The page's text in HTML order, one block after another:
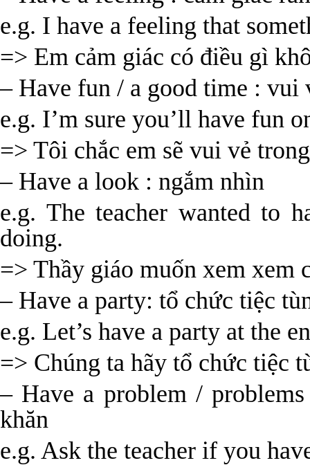
e.g. I have a feeling that
=> Em cảm giác có điều gì
– Have fun / a good time : vui
e.g. I’m sure you’ll have fun
=> Tôi chắc em sẽ vui vẻ
– Have a look : ngắm nhìn
e.g. The teacher wanted to
doing.
=> Thầy giáo muốn xem xem
– Have a party: tổ chức tiệc
e.g. Let’s have a party at the
=> Chúng ta hãy tổ chức tiệc
– Have a problem /
khăn
e.g. Ask the teacher if you